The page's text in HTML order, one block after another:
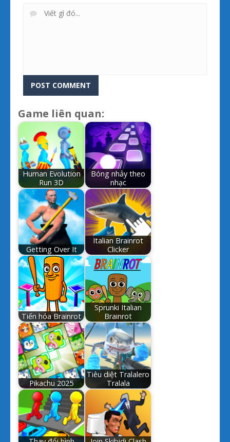
Game liên quan:
Human Evolution
Run 3D
Bóng nhảy theo
nhạc
Getting Over It
Italian Brainrot
Clicker
Tiến hóa Brainrot
Sprunki Italian
Brainrot
Pikachu 2025
Tiêu diệt Tralalero
Tralala